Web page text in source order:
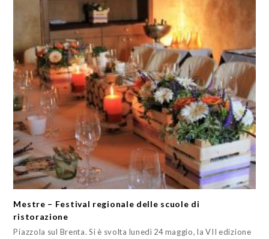
Mestre – Festival regionale delle scuole di
ristorazione
Piazzola sul Brenta. Si è svolta lunedì 24 maggio, la VII edizione